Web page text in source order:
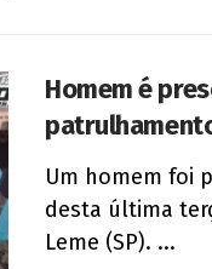
Homem é
Um homem foi
desta última
Leme (SP). ...